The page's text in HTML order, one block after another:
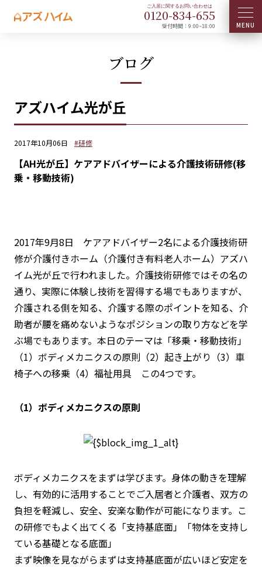
0120-834-655
受付時間：9:00~18:00
ブログ
アズハイム光が丘
2017年10月06日 #研修
【AH光が丘】ケアアドバイザーによる介護技術研修(移
乗・移動技術)
2017年9月8日 ケアアドバイザー2名による介護技術研
修が介護付きホーム（介護付き有料老人ホーム）アズハ
イム光が丘で行われました。介護技術研修ではその名の
通り、実際に体験し技術を習得する場でもありますが、
介護される側を知る、介護する際のポイントを知る、介
助者が腰を痛めないようなポジションの取り方などを学
ぶ場でもあります。本日のテーマは「移乗・移動技術」
（1）ボディメカニクスの原則（2）起き上がり（3）車
椅子への移乗（4）福祉用具 この4つです。
（1）ボディメカニクスの原則
ボディメカニクスをまずは学びます。身体の動きを理解
し、有効的に活用することでご入居者と介護者、双方の
負担を軽減し、安全、安楽な動作が可能になります。こ
の研修でもよく出てくる 「支持基底面」 「物体を支持し
ている基礎となる底面」
まず映像を見ながらまずは支持基底面が広いほど安定を